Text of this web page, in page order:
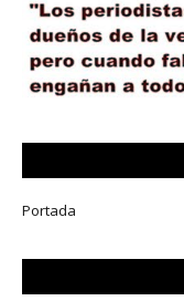
Portada